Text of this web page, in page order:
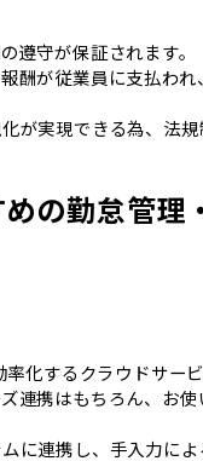
遵守が保証されます。
酬が従業員に支払わ
が実現できる為、法
の勤怠管理
化するクラウドサービ
携はもちろん、お使
に連携し、手入力に